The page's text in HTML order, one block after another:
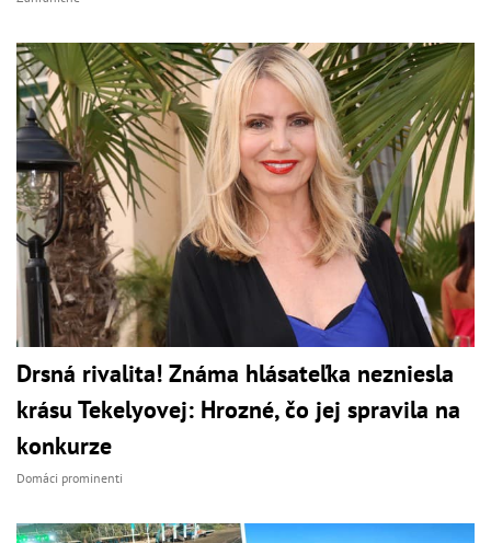
Drsná rivalita! Známa hlásateľka nezniesla
krásu Tekelyovej: Hrozné, čo jej spravila na
konkurze
Domáci prominenti